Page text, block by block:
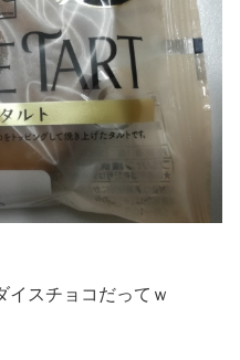
イスチョコだってｗ